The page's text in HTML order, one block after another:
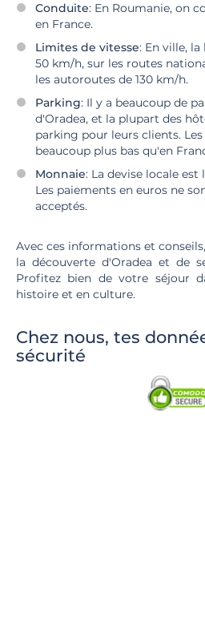
Conduite: En Roumanie, on
en France.
Limites de vitesse: En ville,
50 km/h, sur les routes
les autoroutes de 130 km/h.
Parking: Il y a beaucoup de
d'Oradea, et la plupart des
parking pour leurs clients.
beaucoup plus bas qu'en
Monnaie: La devise locale
Les paiements en euros ne
acceptés.
Avec ces informations et
la découverte d'Oradea et de
Profitez bien de votre séjour
histoire et en culture.
Chez nous, tes
sécurité